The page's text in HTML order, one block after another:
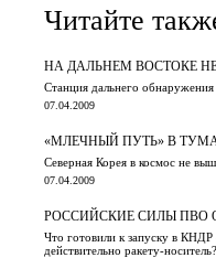
Читайте
НА ДАЛЬНЕМ ВОСТОКЕ
Станция дальнего
07.04.2009
«МЛЕЧНЫЙ ПУТЬ» В
Северная Корея в космос не
07.04.2009
РОССИЙСКИЕ СИЛЫ ПВО
Что готовили к запуску в КНДР
действительно ракету-носитель?